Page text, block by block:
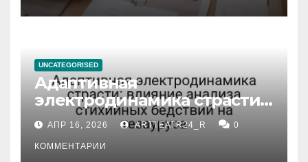
UNCATEGORISED
Адаптивная
электродинамика страсти:
влияние анализа
стихийных бедствий на
тезауруса
АПР 16, 2026 ARTTEATR24_R 0
КОММЕНТАРИИ